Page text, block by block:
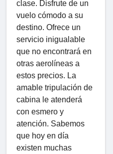
clase. Disfrute de un
vuelo cómodo a su
destino. Ofrece un
servicio inigualable
que no encontrará en
otras aerolíneas a
estos precios. La
amable tripulación de
cabina le atenderá
con esmero y
atención. Sabemos
que hoy en día
existen muchas